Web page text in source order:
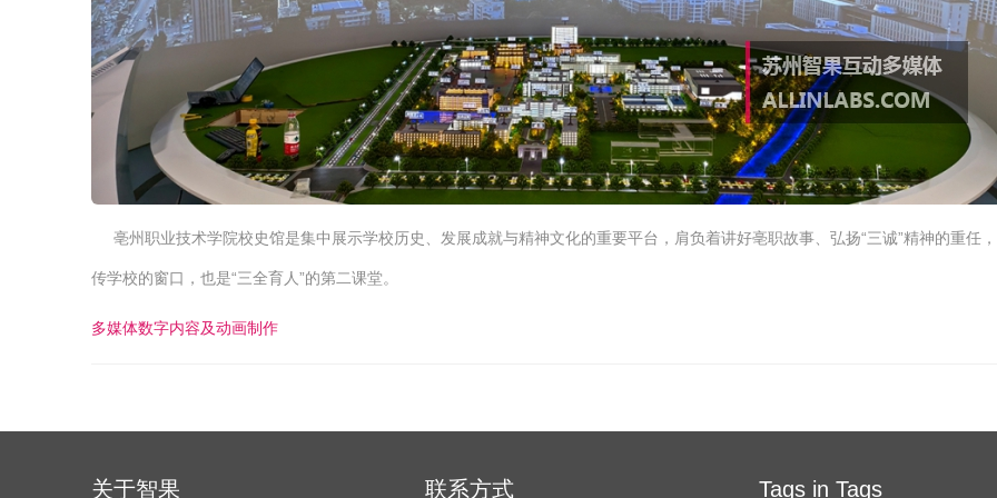
亳州职业技术学院校史馆是集中展示学校历史、发展成就与精神文化的重要平台，肩负着讲好亳职故事、弘扬“三诚”精神的重任
传学校的窗口，也是“三全育人”的第二课堂。
多媒体数字内容及动画制作
关于智果 联系方式 Tags in Tags